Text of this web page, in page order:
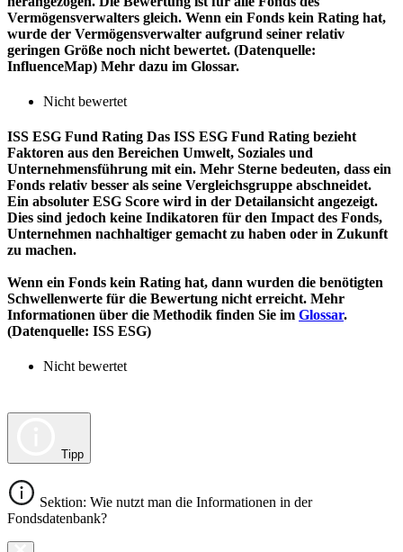
Vermögensverwalters gleich. Wenn ein Fonds kein Rating hat,
wurde der Vermögensverwalter aufgrund seiner relativ
geringen Größe noch nicht bewertet. (Datenquelle:
InfluenceMap) Mehr dazu im Glossar.
Nicht bewertet
ISS ESG Fund Rating Das ISS ESG Fund Rating bezieht
Faktoren aus den Bereichen Umwelt, Soziales und
Unternehmensführung mit ein. Mehr Sterne bedeuten, dass ein
Fonds relativ besser als seine Vergleichsgruppe abschneidet.
Ein absoluter ESG Score wird in der Detailansicht angezeigt.
Dies sind jedoch keine Indikatoren für den Impact des Fonds,
Unternehmen nachhaltiger gemacht zu haben oder in Zukunft
zu machen.
Wenn ein Fonds kein Rating hat, dann wurden die benötigten
Schwellenwerte für die Bewertung nicht erreicht. Mehr
Informationen über die Methodik finden Sie im Glossar.
(Datenquelle: ISS ESG)
Nicht bewertet
Tipp
Sektion: Wie nutzt man die Informationen in der
Fondsdatenbank?